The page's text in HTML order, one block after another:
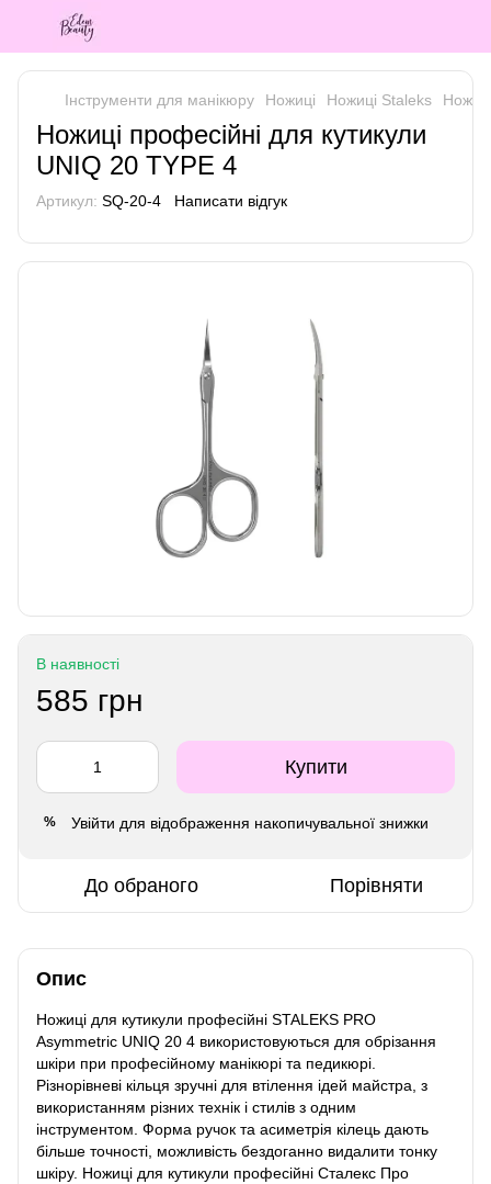
Інструменти для манікюру Ножиці Ножиці Staleks
Ножиці професійні для кутикули
UNIQ 20 TYPE 4
Артикул: SQ-20-4 Написати відгук
В наявності
585 грн
Купити
% Увійти для відображення накопичувальної знижки
До обраного Порівняти
Опис
Ножиці для кутикули професійні STALEKS PRO
Asymmetric UNIQ 20 4 використовуються для обрізання
шкіри при професійному манікюрі та педикюрі.
Різнорівневі кільця зручні для втілення ідей майстра, з
використанням різних технік і стилів з одним
інструментом. Форма ручок та асиметрія кілець дають
більше точності, можливість бездоганно видалити тонку
шкіру. Ножиці для кутикули професійні Сталекс Про